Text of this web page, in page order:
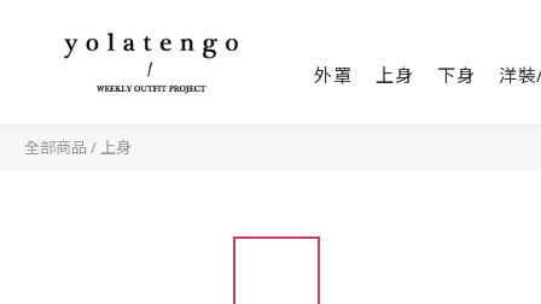
外罩 上身 下身 洋
全部商品 /上身